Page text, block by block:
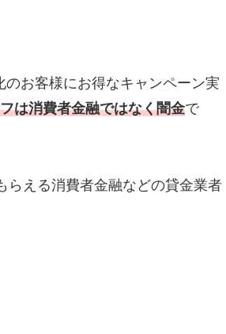
お客様にお得なキャンペーン実
は消費者金融ではなく闇金で
らえる消費者金融などの貸金業者